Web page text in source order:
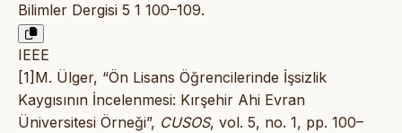
Bilimler Dergisi 5 1 100–109.
IEEE
[1]M. Ülger, “Ön Lisans Öğrencilerinde İşsizlik
Kaygısının İncelenmesi: Kırşehir Ahi Evran
Üniversitesi Örneği”, CUSOS, vol. 5, no. 1, pp. 100–